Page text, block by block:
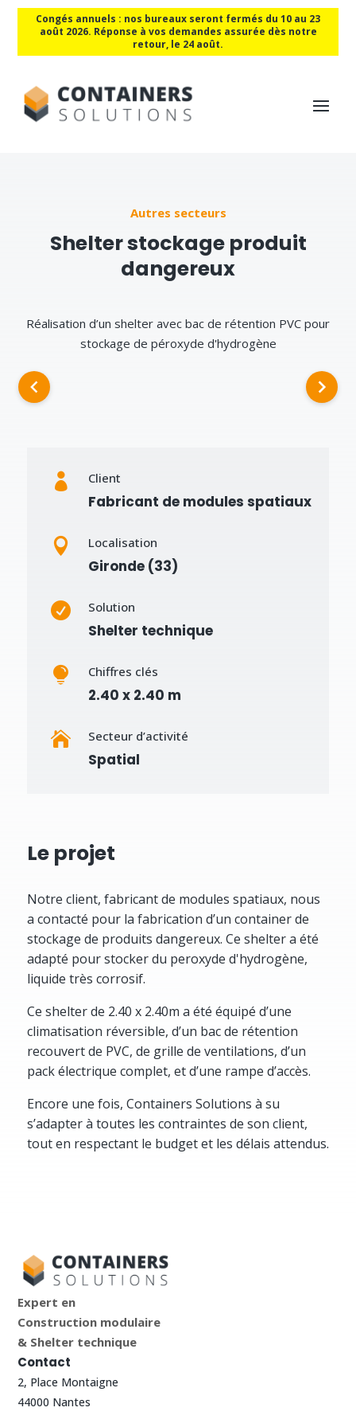
Congés annuels : nos bureaux seront fermés du 10 au 23
août 2026. Réponse à vos demandes assurée dès notre
retour, le 24 août.
Autres secteurs
Shelter stockage produit
dangereux
Réalisation d’un shelter avec bac de rétention PVC pour
stockage de péroxyde d'hydrogène
 Client
Fabricant de modules spatiaux
 Localisation
Gironde (33)
 Solution
Shelter technique
 Chiffres clés
2.40 x 2.40 m
 Secteur d’activité
Spatial
Le projet
Notre client, fabricant de modules spatiaux, nous
a contacté pour la fabrication d’un container de
stockage de produits dangereux. Ce shelter a été
adapté pour stocker du peroxyde d'hydrogène,
liquide très corrosif.
Ce shelter de 2.40 x 2.40m a été équipé d’une
climatisation réversible, d’un bac de rétention
recouvert de PVC, de grille de ventilations, d’un
pack électrique complet, et d’une rampe d’accès.
Encore une fois, Containers Solutions à su
s’adapter à toutes les contraintes de son client,
tout en respectant le budget et les délais attendus.
Expert en
Construction modulaire
& Shelter technique
Contact
2, Place Montaigne
44000 Nantes